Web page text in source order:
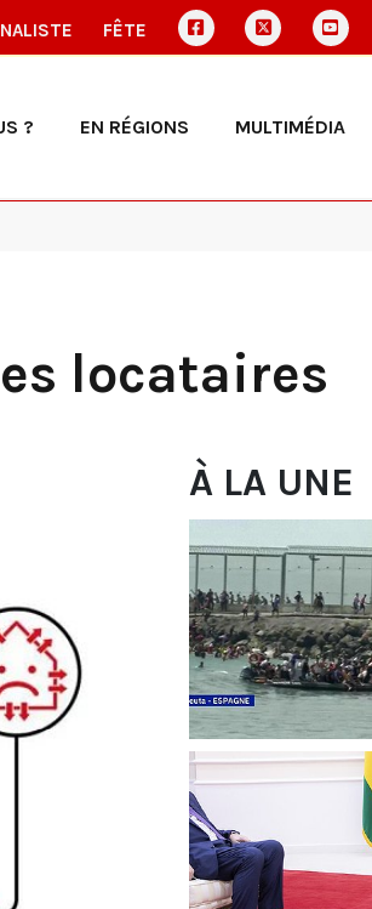
FÊTE
? EN RÉGIONS MULTIMÉDIA
locataires
À LA UNE